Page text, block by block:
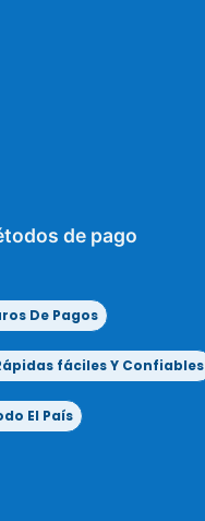
de pago
De Pagos
fáciles Y Confiables
El País